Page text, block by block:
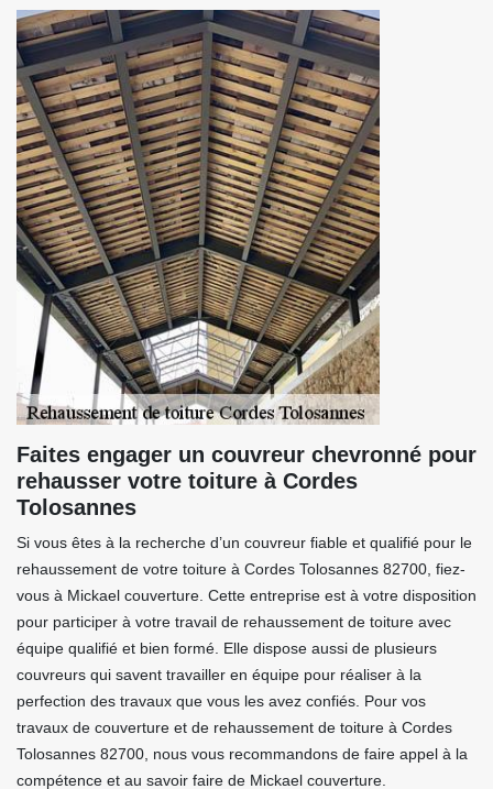
Faites engager un couvreur chevronné pour
rehausser votre toiture à Cordes
Tolosannes
Si vous êtes à la recherche d’un couvreur fiable et qualifié pour le
rehaussement de votre toiture à Cordes Tolosannes 82700, fiez-
vous à Mickael couverture. Cette entreprise est à votre disposition
pour participer à votre travail de rehaussement de toiture avec
équipe qualifié et bien formé. Elle dispose aussi de plusieurs
couvreurs qui savent travailler en équipe pour réaliser à la
perfection des travaux que vous les avez confiés. Pour vos
travaux de couverture et de rehaussement de toiture à Cordes
Tolosannes 82700, nous vous recommandons de faire appel à la
compétence et au savoir faire de Mickael couverture.